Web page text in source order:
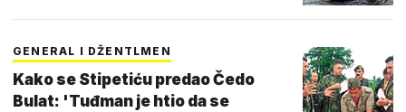
GENERAL I DŽENTLMEN
Kako se Stipetiću predao Čedo
Bulat: 'Tuđman je htio da se